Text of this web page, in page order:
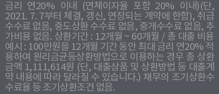
금리 연20% 이내 (연체이자율 포함 20% 이내)(단,
2021. 7. 7부터 체결, 갱신, 연장되는 계약에 한함), 취급
수수료 없음, 중도상환 수수료 없음, 중개수수료 없음, 추
가비용 없음. 상환기간 : 12개월 ~ 60개월 / 총 대출 비용
예시 : 100만원을 12개월 기간 동안 최대 금리 연20% 적
용하여 원리금균등상환방법으로 이용하는 경우 총 상환
금액 1,111,614원 (단, 대출상품 및 상환방법 등 대출계
약 내용에 따라 달라질 수 있습니다.) 채무의 조기상환수
수료율 등 조기상환조건 없음.